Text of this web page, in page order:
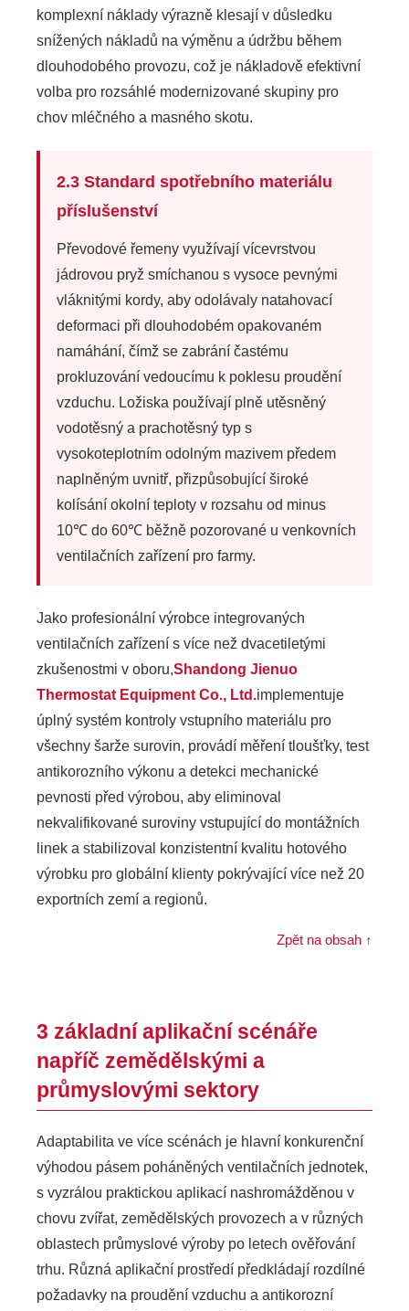
komplexní náklady výrazně klesají v důsledku
snížených nákladů na výměnu a údržbu během
dlouhodobého provozu, což je nákladově efektivní
volba pro rozsáhlé modernizované skupiny pro
chov mléčného a masného skotu.
2.3 Standard spotřebního materiálu
příslušenství
Převodové řemeny využívají vícevrstvou
jádrovou pryž smíchanou s vysoce pevnými
vláknitými kordy, aby odolávaly natahovací
deformaci při dlouhodobém opakovaném
namáhání, čímž se zabrání častému
prokluzování vedoucímu k poklesu proudění
vzduchu. Ložiska používají plně utěsněný
vodotěsný a prachotěsný typ s
vysokoteplotním odolným mazivem předem
naplněným uvnitř, přizpůsobující široké
kolísání okolní teploty v rozsahu od minus
10℃ do 60℃ běžně pozorované u venkovních
ventilačních zařízení pro farmy.
Jako profesionální výrobce integrovaných
ventilačních zařízení s více než dvacetiletými
zkušenostmi v oboru,Shandong Jienuo
Thermostat Equipment Co., Ltd.implementuje
úplný systém kontroly vstupního materiálu pro
všechny šarže surovin, provádí měření tloušťky, test
antikorozního výkonu a detekci mechanické
pevnosti před výrobou, aby eliminoval
nekvalifikované suroviny vstupující do montážních
linek a stabilizoval konzistentní kvalitu hotového
výrobku pro globální klienty pokrývající více než 20
exportních zemí a regionů.
Zpět na obsah ↑
3 základní aplikační scénáře
napříč zemědělskými a
průmyslovými sektory
Adaptabilita ve více scénách je hlavní konkurenční
výhodou pásem poháněných ventilačních jednotek,
s vyzrálou praktickou aplikací nashromážděnou v
chovu zvířat, zemědělských provozech a v různých
oblastech průmyslové výroby po letech ověřování
trhu. Různá aplikační prostředí předkládají rozdílné
požadavky na proudění vzduchu a antikorozní